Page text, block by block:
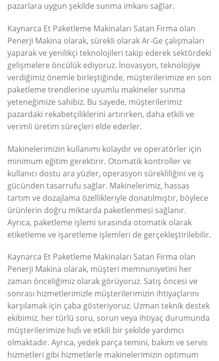
pazarlara uygun şekilde sunma imkanı sağlar.
Kaynarca Et Paketleme Makinaları Satan Firma olan
Penerji Makina olarak, sürekli olarak Ar-Ge çalışmaları
yaparak ve yenilikçi teknolojileri takip ederek sektördeki
gelişmelere öncülük ediyoruz. İnovasyon, teknolojiye
verdiğimiz önemle birleştiğinde, müşterilerimize en son
paketleme trendlerine uyumlu makineler sunma
yeteneğimize sahibiz. Bu sayede, müşterilerimiz
pazardaki rekabetçiliklerini artırırken, daha etkili ve
verimli üretim süreçleri elde ederler.
Makinelerimizin kullanımı kolaydır ve operatörler için
minimum eğitim gerektirir. Otomatik kontroller ve
kullanıcı dostu ara yüzler, operasyon sürekliliğini ve iş
gücünden tasarrufu sağlar. Makinelerimiz, hassas
tartım ve dozajlama özellikleriyle donatılmıştır, böylece
ürünlerin doğru miktarda paketlenmesi sağlanır.
Ayrıca, paketleme işlemi sırasında otomatik olarak
etiketleme ve işaretleme işlemleri de gerçekleştirilebilir.
Kaynarca Et Paketleme Makinaları Satan Firma olan
Penerji Makina olarak, müşteri memnuniyetini her
zaman önceliğimiz olarak görüyoruz. Satış öncesi ve
sonrası hizmetlerimizle müşterilerimizin ihtiyaçlarını
karşılamak için çaba gösteriyoruz. Uzman teknik destek
ekibimiz, her türlü soru, sorun veya ihtiyaç durumunda
müşterilerimize hızlı ve etkili bir şekilde yardımcı
olmaktadır. Ayrıca, yedek parça temini, bakım ve servis
hizmetleri gibi hizmetlerle makinelerimizin optimum